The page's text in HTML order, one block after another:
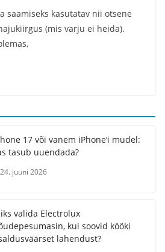
saamiseks kasutatav nii otsene
(mis varju ei heida).
17 või vanem iPhone’i mudel:
tasub uuendada?
24. juuni 2026
valida Electrolux
kui soovid kööki
lahendust?